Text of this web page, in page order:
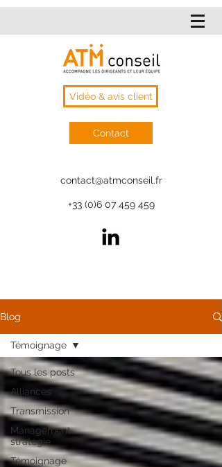
Vidéo & avis client
Contact
contact@atmconseil.fr
+33 (0)6 07 459 459
Blog
Tous les posts
Alliances
Transmission
Management
stratégie
Témoignage
Témoignage